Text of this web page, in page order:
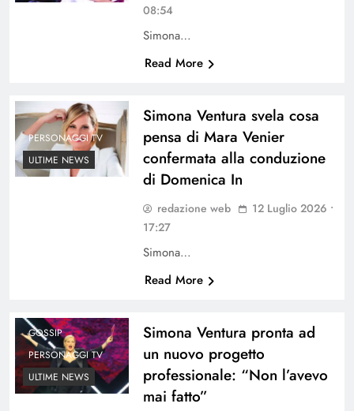
08:54
Simona…
Read More
PERSONAGGI TV
ULTIME NEWS
Simona Ventura svela cosa
pensa di Mara Venier
confermata alla conduzione
di Domenica In
redazione web
12 Luglio 2026 •
17:27
Simona…
Read More
GOSSIP
PERSONAGGI TV
ULTIME NEWS
Simona Ventura pronta ad
un nuovo progetto
professionale: “Non l’avevo
mai fatto”